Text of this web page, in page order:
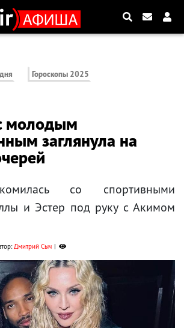
Гороскопы 2025
молодым
заглянула на
со спортивными
и Эстер под руку с Акимом
Дмитрий Сыч